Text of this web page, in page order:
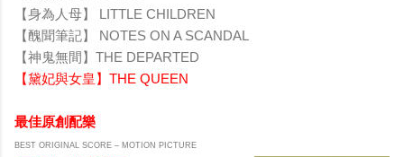
【身為人母】 LITTLE CHILDREN
【醜聞筆記】 NOTES ON A SCANDAL
【神鬼無間】THE DEPARTED
【黛妃與女皇】THE QUEEN
最佳原創配樂
BEST ORIGINAL SCORE – MOTION PICTURE